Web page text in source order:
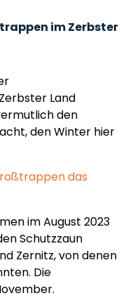
im Zerbster
Land
den
den Winter hier
das
im August 2023
Schutzzaun
Zernitz, von denen
Die